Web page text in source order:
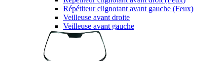
Répétiteur clignotant avant gauche (Feux)
Veilleuse avant droite
Veilleuse avant gauche